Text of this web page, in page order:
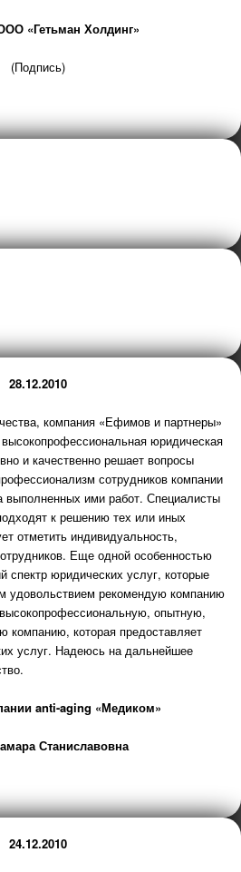
«Гетьман Холдинг»
(Подпись)
28.12.2010
компания «Ефимов и партнеры»
юридическая
и качественно решает вопросы
сотрудников компании
выполненных ими работ. Специалисты
к решению тех или иных
отметить индивидуальность,
Еще одной особенностью
спектр юридических услуг, которые
удовольствием рекомендую компанию
опытную,
которая предоставляет
услуг. Надеюсь на дальнейшее
anti-aging «Медиком»
Станиславовна
24.12.2010